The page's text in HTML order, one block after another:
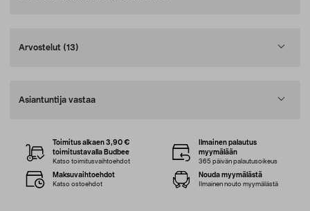
Arvostelut (13)
Asiantuntija vastaa
Toimitus alkaen 3,90 €
toimitustavalla Budbee
Katso toimitusvaihtoehdot
Ilmainen palautus
myymälään
365 päivän palautusoikeus
Maksuvaihtoehdot
Katso ostoehdot
Nouda myymälästä
Ilmainen nouto myymälästä